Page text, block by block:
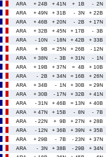
ARA + 24B + 41N + 1B - 2N
ARA + 49N + 31B - 3N + 22B
ARA + 46B + 20N - 2B + 17N
ARA + 32B + 45N + 17B - 3B
ARA - 10N - 18N + 42B + 33B
ARA + 9B = 25N + 26B - 12N
ARA + 38N - 3B + 31N - 1N
ARA + 19B + 37N = 4B + 10B
ARA - 2B + 34N = 16B + 26N
ARA + 34B - 1N + 30B = 29N
ARA + 30B - 17N + 32B + 41N
ARA - 31N + 46B = 13N + 40B
ARA + 47N + 15B - 8N - 7B
ARA - 22N + 9B + 27N + 28B
ARA - 12N + 36B + 39N + 35B
ARA + 29B - 7B - 23N + 37N
ARA - 3N + 38B - 29B + 34N